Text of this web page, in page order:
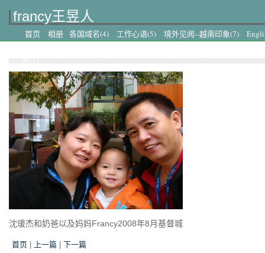
francy王昱人
首页 相册 各国域名(4) 工作心语(5) 境外见闻--越南印象(7)
事(1)
沈瑗杰和奶爸以及妈妈Francy2008年8月基督城
首页 上一篇 下一篇